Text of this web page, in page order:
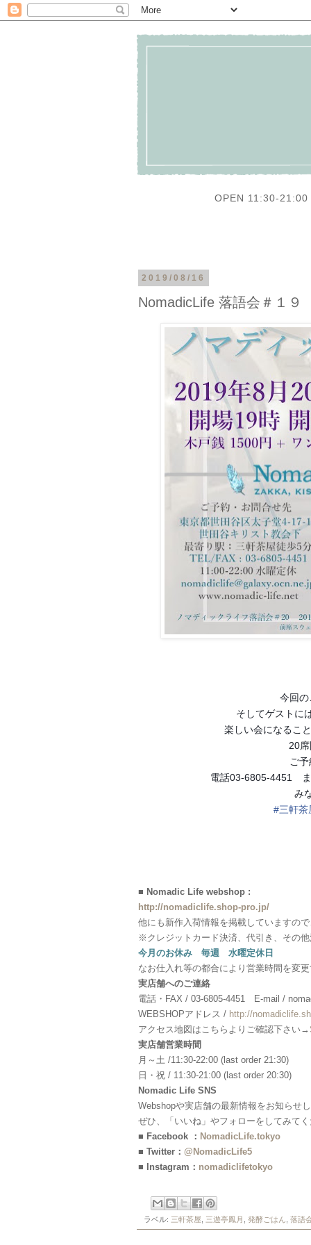
OPEN 11:30-
2019/08/16
NomadicLife 落語会＃１９
今回
そしてゲストに
楽しい会になるこ
20
ご
電話03-6805-4451　
み
#三軒茶
■ Nomadic Life webshop :
http://nomadiclife.shop-pro.jp/
他にも新作入荷情報を掲載していますの
※クレジットカード決済、代引き、その
今月のお休み 毎週 水曜定休日
なお仕入れ等の都合により営業時間を変
実店舗へのご連絡
電話・FAX / 03-6805-4451 E-mail /
WEBSHOPアドレス / http://
アクセス地図はこちらよりご確認下さい→
実店舗営業時間
月～土 /11:30-22:00 (last order 21:30)
日・祝 / 11:30-21:00 (last order 20:30)
Nomadic Life SNS
Webshopや実店舗の最新情報をお知らせ
ぜひ、「いいね」やフォローをしてみて
■ Facebook ： NomadicLife.tokyo
■ Twitter： @NomadicLife5
■ Instagram： nomadiclifetokyo
ラベル: 三軒茶屋 三遊亭鳳月 発酵ごはん 落語